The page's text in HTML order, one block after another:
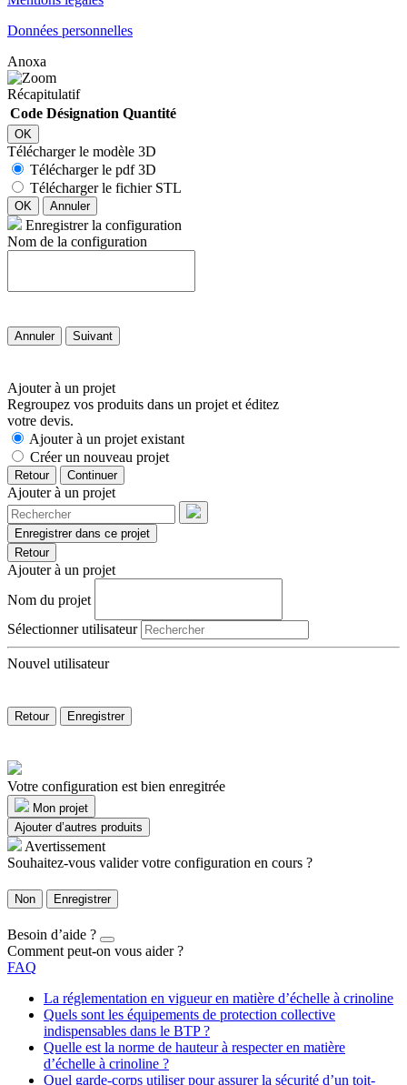
Données personnelles
Anoxa
Récapitulatif
Code Désignation Quantité
OK
Télécharger le modèle 3D
Télécharger le pdf 3D
Télécharger le fichier STL
OK Annuler
Enregistrer la configuration
Nom de la configuration
Annuler Suivant
Ajouter à un projet
Regroupez vos produits dans un projet et éditez
votre devis.
Ajouter à un projet existant
Créer un nouveau projet
Retour Continuer
Ajouter à un projet
Enregistrer dans ce projet
Retour
Ajouter à un projet
Nom du projet
Sélectionner utilisateur
Nouvel utilisateur
Retour Enregistrer
Votre configuration est bien enregitrée
Mon projet
Ajouter d’autres produits
Avertissement
Souhaitez-vous valider votre configuration en cours ?
Non Enregistrer
Besoin d’aide ?
Comment peut-on vous aider ?
FAQ
La réglementation en vigueur en matière d’échelle à crinoline
Quels sont les équipements de protection collective
indispensables dans le BTP ?
Quelle est la norme de hauteur à respecter en matière
d’échelle à crinoline ?
Quel garde-corps utiliser pour assurer la sécurité d’un toit-